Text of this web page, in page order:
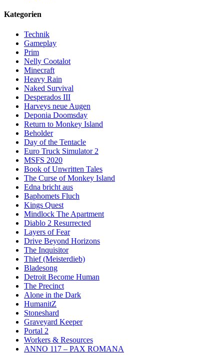
Kategorien
Technik
Gameplay
Prim
Nelly Cootalot
Minecraft
Heavy Rain
Naked Survival
Desperados III
Harveys neue Augen
Deponia Doomsday
Return to Monkey Island
Beholder
Day of the Tentacle
Euro Truck Simulator 2
MSFS 2020
Book of Unwritten Tales
The Curse of Monkey Island
Edna bricht aus
Baphomets Fluch
Kings Quest
Mindlock The Apartment
Diablo 2 Resurrected
Layers of Fear
Drive Beyond Horizons
The Inquisitor
Thief (Meisterdieb)
Bladesong
Detroit Become Human
The Precinct
Alone in the Dark
HumanitZ
Stoneshard
Graveyard Keeper
Portal 2
Workers & Resources
ANNO 117 – PAX ROMANA